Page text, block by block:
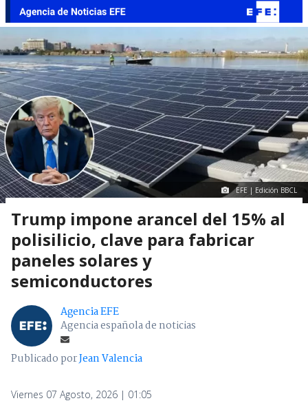
EFE | Edición BBCL
Trump impone arancel del 15% al
polisilicio, clave para fabricar
paneles solares y
semiconductores
Agencia EFE
Agencia española de noticias
Publicado porJean Valencia
Viernes 07 Agosto, 2026 | 01:05